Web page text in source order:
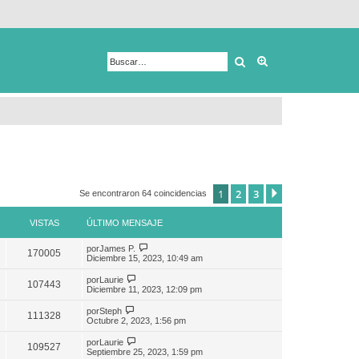
Buscar
Se encontraron 64 coincidencias 1 2 3
VISTAS ÚLTIMO MENSAJE
170005 porJames P.
Diciembre 15, 2023, 10:49 am
107443 porLaurie
Diciembre 11, 2023, 12:09 pm
111328 porSteph
Octubre 2, 2023, 1:56 pm
109527 porLaurie
Septiembre 25, 2023, 1:59 pm